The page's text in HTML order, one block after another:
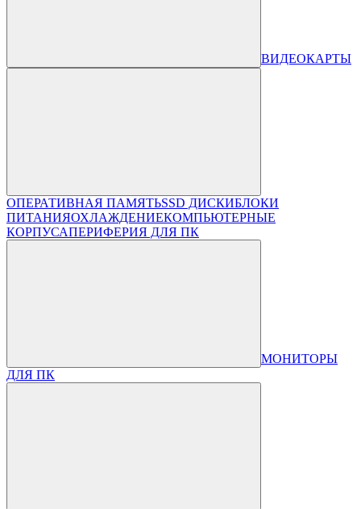
ВИДЕОКАРТЫ
ОПЕРАТИВНАЯ ПАМЯТЬSSD ДИСКИБЛОКИ
ПИТАНИЯОХЛАЖДЕНИЕКОМПЬЮТЕРНЫЕ
КОРПУСАПЕРИФЕРИЯ ДЛЯ ПК
МОНИТОРЫ
ДЛЯ ПК